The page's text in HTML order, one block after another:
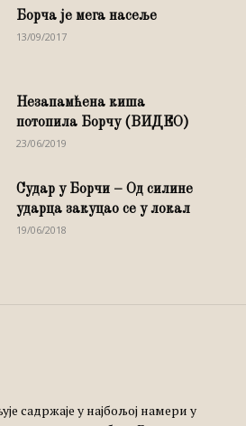
Борча је мега насеље
13/09/2017
Незапамћена киша
потопила Борчу (ВИДЕО)
23/06/2019
Судар у Борчи – Од силине
ударца закуцао се у локал
19/06/2018
садржаје у најбољој намери у